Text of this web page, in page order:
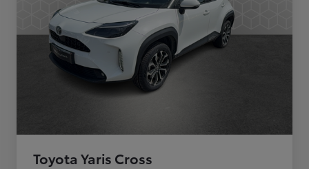
Toyota Yaris Cross